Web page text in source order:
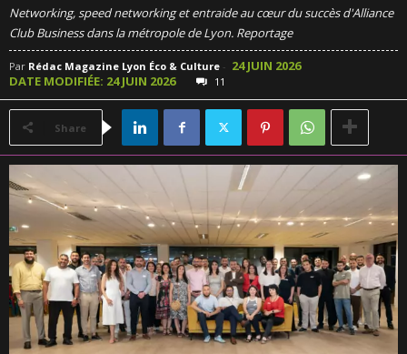
Networking, speed networking et entraide au cœur du succès d'Alliance
Club Business dans la métropole de Lyon. Reportage
Par Rédac Magazine Lyon Éco & Culture - 24 JUIN 2026
DATE MODIFIÉE: 24 JUIN 2026
11
Share